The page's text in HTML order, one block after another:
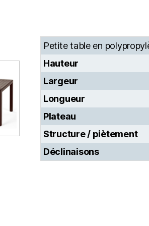
Petite table en
Hauteur
Largeur
Longueur
Plateau
Structure / piètement
Déclinaisons